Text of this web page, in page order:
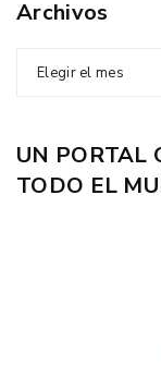
Archivos
Elegir el mes
UN PORTAL
TODO EL